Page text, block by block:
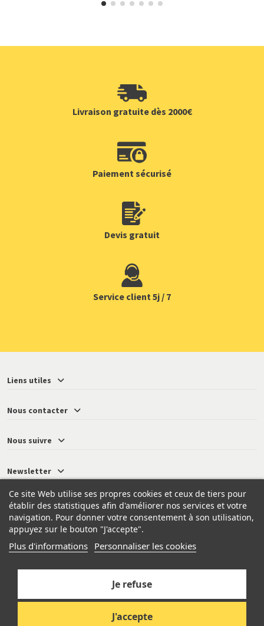
Ajouter au panier
Livraison gratuite dès 2000€
Paiement sécurisé
Devis gratuit
Service client 5j / 7
Liens utiles
Nous contacter
Ce site Web utilise ses propres cookies et ceux de tiers pour
établir des statistiques afin d'améliorer nos services et votre
navigation. Pour donner votre consentement à son utilisation,
appuyez sur le bouton "J'accepte".
Plus d'informations Personnaliser les cookies
Je refuse
J'accepte
Nous suivre
Newsletter
© 2026 - Neressy